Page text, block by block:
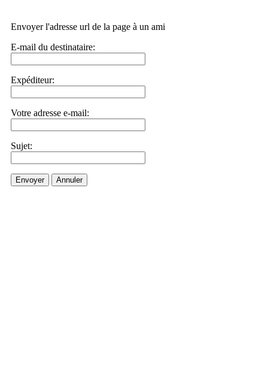
Envoyer l'adresse url de la page à un ami
E-mail du destinataire:
Expéditeur:
Votre adresse e-mail:
Sujet:
Envoyer Annuler